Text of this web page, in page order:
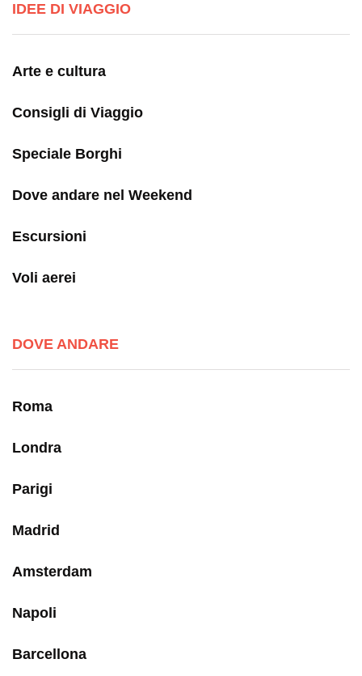
IDEE DI VIAGGIO
Arte e cultura
Consigli di Viaggio
Speciale Borghi
Dove andare nel Weekend
Escursioni
Voli aerei
DOVE ANDARE
Roma
Londra
Parigi
Madrid
Amsterdam
Napoli
Barcellona